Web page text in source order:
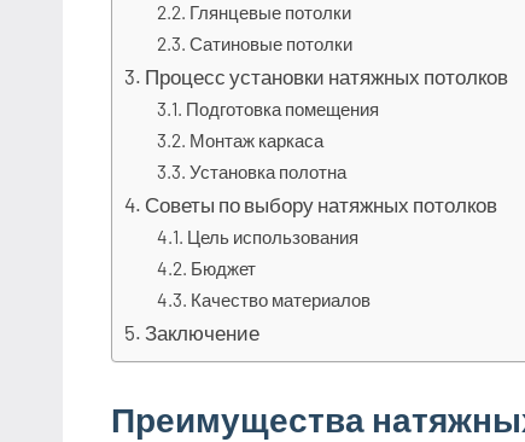
Глянцевые потолки
Сатиновые потолки
Процесс установки натяжных потолков
Подготовка помещения
Монтаж каркаса
Установка полотна
Советы по выбору натяжных потолков
Цель использования
Бюджет
Качество материалов
Заключение
Преимущества